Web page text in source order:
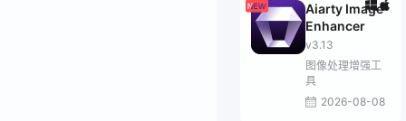
Aiarty Image
Enhancer
v3.13
图像处理增强工
具
2026-08-08